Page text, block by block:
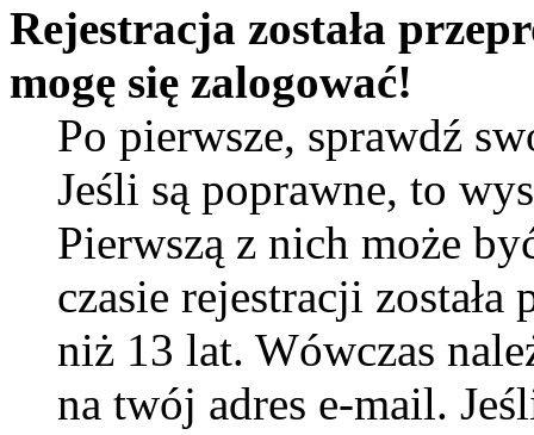
Rejestracja została
mogę się zalogować!
Po pierwsze, sprawdź
Jeśli są poprawne, to
Pierwszą z nich może
czasie rejestracji
niż 13 lat. Wówczas
na twój adres e-mail.